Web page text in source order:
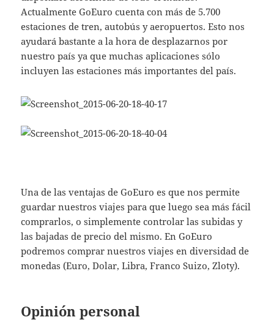
Actualmente GoEuro cuenta con más de 5.700
estaciones de tren, autobús y aeropuertos. Esto nos
ayudará bastante a la hora de desplazarnos por
nuestro país ya que muchas aplicaciones sólo
incluyen las estaciones más importantes del país.
Una de las ventajas de GoEuro es que nos permite
guardar nuestros viajes para que luego sea más fácil
comprarlos, o simplemente controlar las subidas y
las bajadas de precio del mismo. En GoEuro
podremos comprar nuestros viajes en diversidad de
monedas (Euro, Dolar, Libra, Franco Suizo, Zloty).
Opinión personal